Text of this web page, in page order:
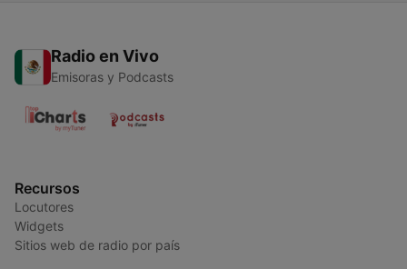
Radio en Vivo
Emisoras y Podcasts
Recursos
Locutores
Widgets
Sitios web de radio por país